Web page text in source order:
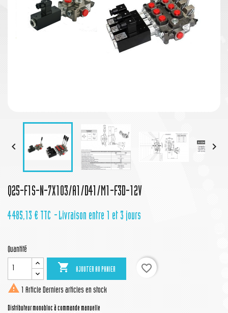
 
Q25-F1S-N-7X103/A1/D41/M1-F3D-12V
4 485,13 € TTC Livraison entre 1 et 3 jours
Quantité
 AJOUTER AU PANIER
favorite_border
 1 Article Derniers articles en stock
Distributeur monobloc à commande manuelle